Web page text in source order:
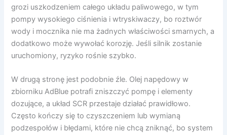
grozi uszkodzeniem całego układu paliwowego, w tym
pompy wysokiego ciśnienia i wtryskiwaczy, bo roztwór
wody i mocznika nie ma żadnych właściwości smarnych, a
dodatkowo może wywołać korozję. Jeśli silnik zostanie
uruchomiony, ryzyko rośnie szybko.
W drugą stronę jest podobnie źle. Olej napędowy w
zbiorniku AdBlue potrafi zniszczyć pompę i elementy
dozujące, a układ SCR przestaje działać prawidłowo.
Często kończy się to czyszczeniem lub wymianą
podzespołów i błędami, które nie chcą zniknąć, bo system